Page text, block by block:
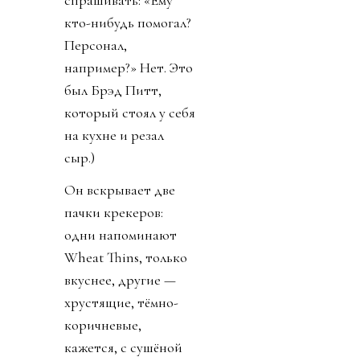
об этом мире такого,
чего не поняли вы?
У кухонного острова,
который сам
размером с
небольшую кухню,
он принимается за
купленный в
супермаркете клин
жёлтой гауды и
нарезает почти весь,
аккуратно
раскладывая
ломтики на доске.